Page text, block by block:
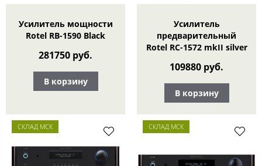
Усилитель мощности
Rotel RB-1590 Black
281750 руб.
В корзину
Усилитель
предварительный
Rotel RC-1572 mkII silver
109880 руб.
В корзину
СКЛАД МСК СКЛАД МСК